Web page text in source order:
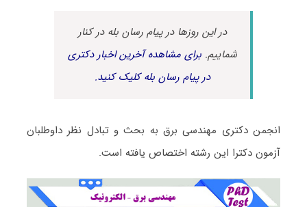
در این روزها در پیام رسان بله در کنار
شماییم.برای مشاهده آخرین اخبار دکتری
در پیام رسان بله کلیک کنید.
انجمن دکتری مهندسی برق به بحث و تبادل نظر داوطلبان
آزمون دکترا این رشته اختصاص یافته است.